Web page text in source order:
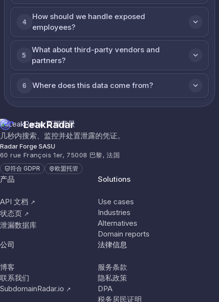
4
How should we handle exposed
employees?
5
What about third-party vendors and
partners?
6 Where does this data come from?
LeakRadar
几秒内搜索、监控并处置泄露的凭证。
Radar Forge SASU
60 rue François 1er, 75008 巴黎, 法国
符合 GDPR 欧盟托管
产品
API 文档 ↗
状态页 ↗
泄漏数据库
Solutions
Use cases
Industries
Alternatives
Domain reports
公司
博客
联系我们
SubdomainRadar.io ↗
法律信息
服务条款
隐私政策
DPA
税务居民证明